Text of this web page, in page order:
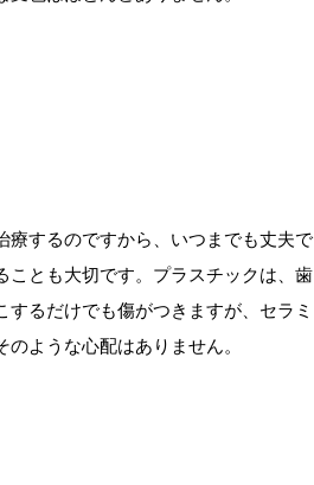
療するのですから、いつまでも丈夫で
ことも大切です。プラスチックは、歯
するだけでも傷がつきますが、セラミ
のような心配はありません。